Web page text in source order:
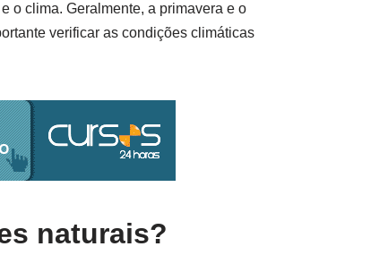
o clima. Geralmente, a primavera e o
verificar as condições climáticas
naturais?